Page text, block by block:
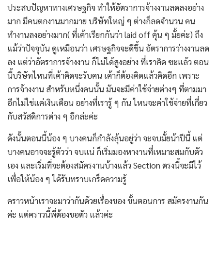
ประสบปัญหาทางเศรษฐกิจ ทำให้อัตราการจ้างงานลดลงอย่าง
มาก มีคนตกงานมากมาย บริษัทใหญ่ ๆ ต่างก็ลดจำนวน คน
ทำงานลงอย่างมาก( ที่เค้าเรียกกันว่า laid off คุ้น ๆ มั้ยค่ะ) ถึง
แม้ว่าปัจจุบัน ดูเหมือนว่า เศรษฐกิจจะดีขึ้น อัตราการว่างงานลด
ลง แต่ว่าอัตราการจ้างงาน ก็ไม่ได้สูงอย่าง ที่เราคิด ซะแล้ว ตอน
นี้บริษัทไหนที่เค้าคิดจะรับคน เค้าก็ต้องคิดแล้วคิดอีก เพราะ
การจ้างงาน สำหรับหนึ่งคนนั้น มันจะมีค่าใช้จ่ายต่างๆ ที่ตามมา
อีกไม่ใช่แค่เงินเดือน อย่างที่เรารู้ ๆ กัน ไหนจะค่าใช้จ่ายที่เกี่ยว
กับสวัสดิการต่าง ๆ อีกล่ะค่ะ
ดังนั้นตอนนี้น้อง ๆ บางคนก็กำลังลุ้นอยู่ว่า จะจบมั้ยน้าปีนี้ แต่
บางคนอาจจะรู้ตัวว่า จบแน่ ก็เริ่มมองหางานที่เหมาะสมกับตัว
เอง และเริ่มที่จะต้องสมัครงานบ้างแล้ว Section ตรงนี้จะมีไว้
เพื่อให้น้อง ๆ ได้รับทราบเกร็ดความรู้
คราวหน้าเราจะมาว่ากันด้วยเรื่องของ ขั้นตอนการ สมัครงานกัน
ค่ะ แต่คราวนี้พี่ต้องขอตัว แล้วค่ะ